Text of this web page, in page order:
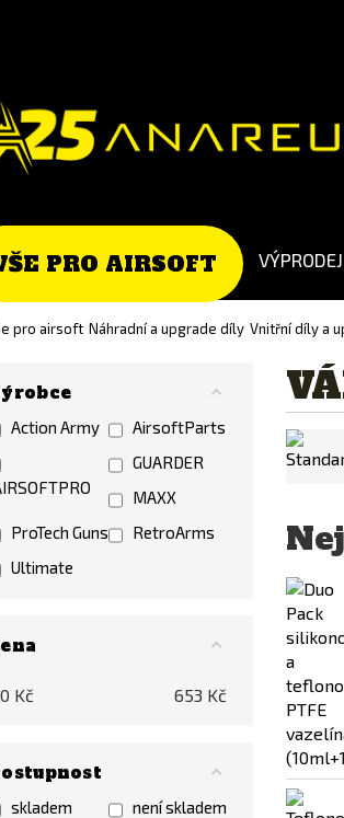
version
PRO AIRSOFT VÝPRODEJ
pro airsoft Náhradní a upgrade díly Vnitřní díly a
Action Army AirsoftParts
GUARDER
MAXX
ProTech Guns
RetroArms
Ultimate
Kč 653 Kč
skladem není skladem